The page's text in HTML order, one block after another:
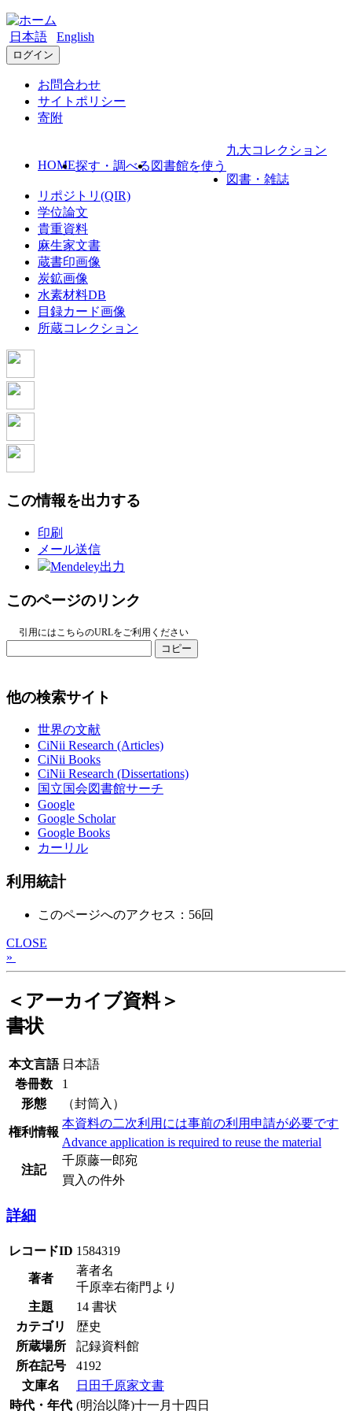
日本語 English
ログイン
お問合わせ
サイトポリシー
寄附
HOME探す・調べる 図書館を使う
九大コレクション
図書・雑誌
リポジトリ(QIR)
学位論文
貴重資料
麻生家文書
蔵書印画像
炭鉱画像
水素材料DB
目録カード画像
所蔵コレクション
この情報を出力する
印刷
メール送信
Mendeley出力
このページのリンク
引用にはこちらのURLをご利用ください
コピー
他の検索サイト
世界の文献
CiNii Research (Articles)
CiNii Books
CiNii Research (Dissertations)
国立国会図書館サーチ
Google
Google Scholar
Google Books
カーリル
利用統計
このページへのアクセス：56回
CLOSE
»
＜アーカイブ資料＞
書状
本文言語 日本語
巻冊数
1
形態
（封筒入）
権利情報
本資料の二次利用には事前の利用申請が必要です
Advance application is required to reuse the material
注記
千原藤一郎宛
買入の件外
詳細
レコードID 1584319
著者
著者名
千原幸右衛門より
主題
14 書状
カテゴリ
歴史
所蔵場所
記録資料館
所在記号
4192
文庫名
日田千原家文書
時代・年代 (明治以降)十一月十四日